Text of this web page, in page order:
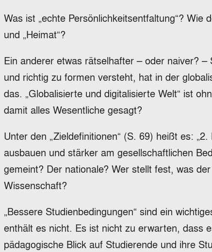
Was ist „echte Persönlichkeitsentfaltung“?
und „Heimat“?
Ein anderer etwas rätselhafter – oder naiver?
und richtig zu formen versteht, hat in der
das. „Globalisierte und digitalisierte Welt“ ist
damit alles Wesentliche gesagt?
Unter den „Zieldefinitionen“ (S. 69) heißt es:
ausbauen und stärker am gesellschaftlichen
gemeint? Der nationale? Wer stellt fest, was
Wissenschaft?
„Bessere Studienbedingungen“ sind ein
enthält es nicht. Es ist nicht zu erwarten, dass
pädagogische Blick auf Studierende und ihre